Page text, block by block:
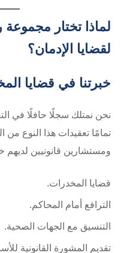
لماذا تختار
لقضايا الإدمان؟
خبرتنا في قضايا
نحن نمتلك سجلًا حافلًا في
تمامًا تعقيدات هذا النوع من
ومستشارين قانونيين
قضايا المخدرات.
الترافع أمام المحاكم.
التنسيق مع الجهات الصحية.
تقديم المشورة القانونية